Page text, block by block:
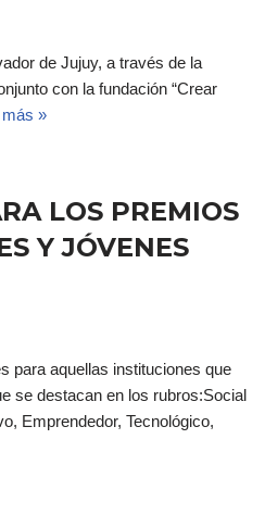
de Jujuy, a través de la
con la fundación “Crear
más »
LOS PREMIOS
Y JÓVENES
para aquellas instituciones que
se destacan en los rubros:Social
Emprendedor, Tecnológico,